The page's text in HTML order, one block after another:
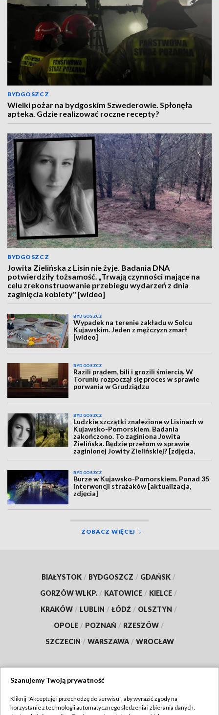
BYDGOSZCZ
Wielki pożar na bydgoskim Szwederowie. Spłonęła
apteka. Gdzie realizować roczne recepty?
BYDGOSZCZ
Jowita Zielińska z Lisin nie żyje. Badania DNA
potwierdziły tożsamość. „Trwają czynności mające na
celu zrekonstruowanie przebiegu wydarzeń z dnia
zaginięcia kobiety" [wideo]
BYDGOSZCZ
Wypadek na terenie zakładu w Solcu
Kujawskim. Jeden z mężczyzn zmarł
[wideo]
BYDGOSZCZ
Razili prądem, bili i grozili śmiercią. W
Toruniu rozpoczął się proces w sprawie
porwania w Grudziądzu
BYDGOSZCZ
Ludzkie szczątki znalezione w Lisinach w
Kujawsko-Pomorskiem. Badania
zakończono. To zaginiona Jowita
Zielińska. Będzie przełom w sprawie
zaginionej Jowity Zielińskiej? [zdjęcia,
wideo, aktualizacja]
BYDGOSZCZ
Burze w Kujawsko-Pomorskiem. Ponad 35
interwencji strażaków [aktualizacja,
zdjęcia]
ZOBACZ WIĘCEJ
BIAŁYSTOK / BYDGOSZCZ / GDAŃSK /
GORZÓW WLKP. / KATOWICE / KIELCE /
KRAKÓW / LUBLIN / ŁÓDŹ / OLSZTYN /
OPOLE / POZNAŃ / RZESZÓW /
SZCZECIN / WARSZAWA / WROCŁAW
TVP
Szanujemy Twoją prywatność
Kliknij "Akceptuję i przechodzę do serwisu", aby wyrazić zgody na
korzystanie z technologii automatycznego śledzenia i zbierania danych,